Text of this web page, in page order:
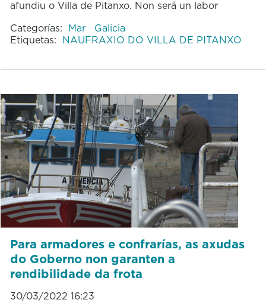
afundiu o Villa de Pitanxo. Non será un labor
Categorías: Mar
Galicia
Etiquetas: NAUFRAXIO DO VILLA DE PITANXO
Para armadores e confrarías, as axudas
do Goberno non garanten a
rendibilidade da frota
30/03/2022 16:23